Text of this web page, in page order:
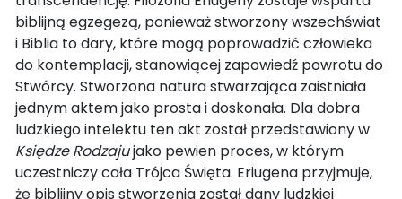
biblijną egzegezą, ponieważ stworzony wszechświat
i Biblia to dary, które mogą poprowadzić człowieka
do kontemplacji, stanowiącej zapowiedź powrotu do
Stwórcy. Stworzona natura stwarzająca zaistniała
jednym aktem jako prosta i doskonała. Dla dobra
ludzkiego intelektu ten akt został przedstawiony w
Księdze Rodzajujako pewien proces, w którym
uczestniczy cała Trójca Święta. Eriugena przyjmuje,
że biblijny opis stworzenia został dany ludzkiej